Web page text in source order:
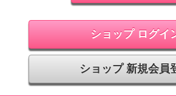
ショップ ログイ
ショップ 新規会員